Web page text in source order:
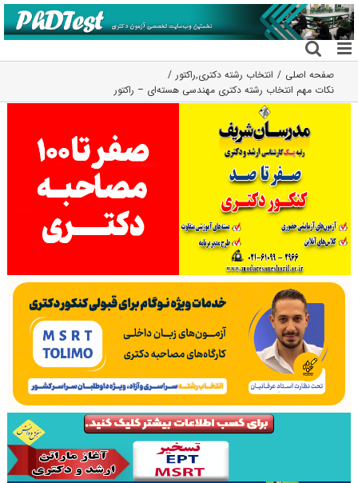
رفتن
به
محتوا
صفحه اصلی انتخاب رشته دکتری,راکتور
نکات مهم انتخاب رشته دکتری مهندسی هسته‌ای – راکتور